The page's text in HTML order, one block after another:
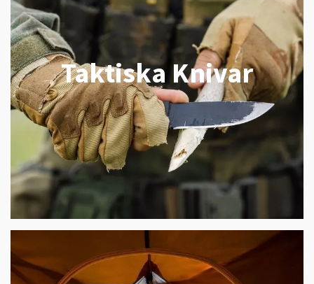
Taktiska Knivar